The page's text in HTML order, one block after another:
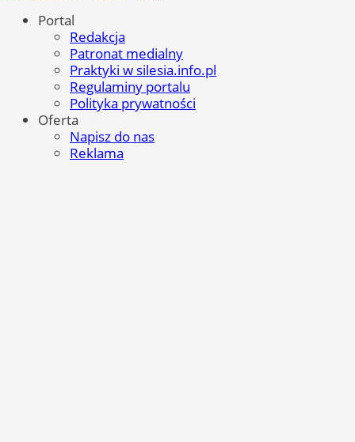
Portal
Redakcja
Patronat medialny
Praktyki w silesia.info.pl
Regulaminy portalu
Polityka prywatności
Oferta
Napisz do nas
Reklama